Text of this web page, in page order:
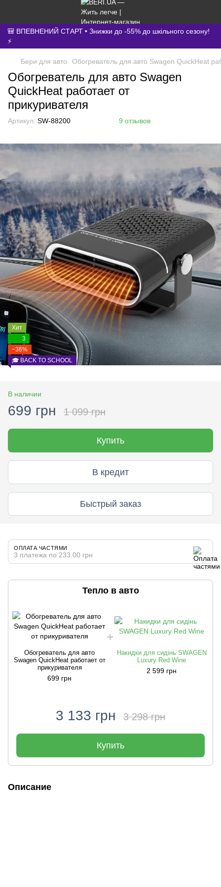
🎒 ВПЕВНЕНИЙ СТАРТ • Знижки до -55% до шкільного сезону!
⚡
Бери для авто Обогреватель для авто Swagen QuickHeat
Обогреватель для авто Swagen
QuickHeat работает от
прикуривателя
Артикул: SW-88200 9 отзывов
Хит
3
−36%
🎓 BACK TO SCHOOL
В наличии
699 грн 1 099 грн
Купить
В кредит
Быстрый заказ
ОПЛАТА ЧАСТЯМИ
3 платежа по 233.00 грн
Тепло в авто
Обогреватель для авто
Swagen QuickHeat работает от
прикуривателя
699 грн
Накидки для сидінь SWAGEN
Luxury Red Wine
2 599 грн
3 133 грн 3 298 грн
Купить
Описание